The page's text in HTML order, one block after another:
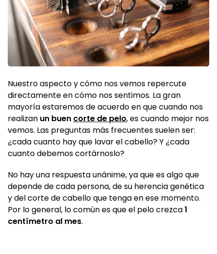
Nuestro aspecto y cómo nos vemos repercute
directamente en cómo nos sentimos. La gran
mayoría estaremos de acuerdo en que cuando nos
realizan un buen corte de pelo, es cuando mejor nos
vemos. Las preguntas más frecuentes suelen ser:
¿cada cuanto hay que lavar el cabello? Y ¿cada
cuanto debemos cortárnoslo?
No hay una respuesta unánime, ya que es algo que
depende de cada persona, de su herencia genética
y del corte de cabello que tenga en ese momento.
Por lo general, lo común es que el pelo crezca1
centímetro al mes.